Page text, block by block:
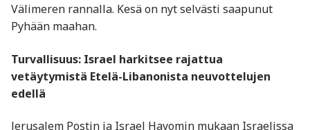
Välimeren rannalla. Kesä on nyt selvästi saapunut
Pyhään maahan.
Turvallisuus: Israel harkitsee rajattua
vetäytymistä Etelä-Libanonista neuvottelujen
edellä
Jerusalem Postin ja Israel Hayomin mukaan Israelissa